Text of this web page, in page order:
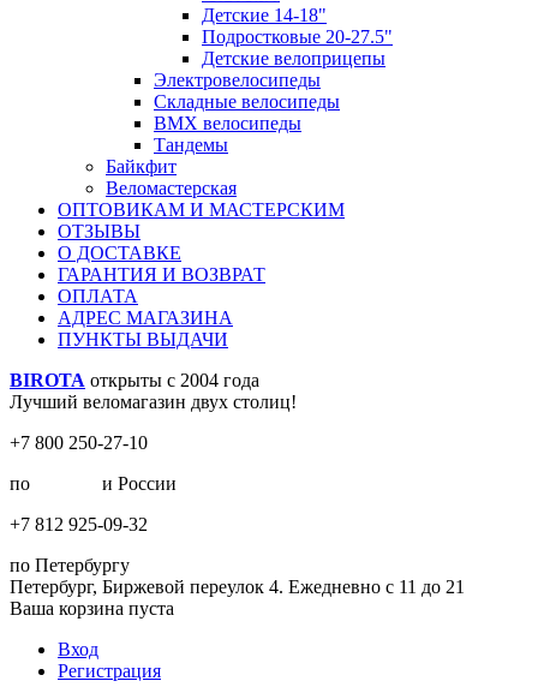
Детские 14-18"
Подростковые 20-27.5"
Детские велоприцепы
Электровелосипеды
Складные велосипеды
BMX велосипеды
Тандемы
Байкфит
Веломастерская
ОПТОВИКАМ И МАСТЕРСКИМ
ОТЗЫВЫ
О ДОСТАВКЕ
ГАРАНТИЯ И ВОЗВРАТ
ОПЛАТА
АДРЕС МАГАЗИНА
ПУНКТЫ ВЫДАЧИ
BIROTA открыты с 2004 года
Лучший веломагазин двух столиц!
+7 800 250-27-10
по
и России
+7 812 925-09-32
по Петербургу
Петербург, Биржевой переулок 4. Ежедневно с 11 до 21
Ваша корзина пуста
Вход
Регистрация